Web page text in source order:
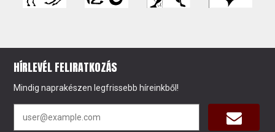
HÍRLEVÉL FELIRATKOZÁS
Mindig naprakészen legfrissebb híreinkből!